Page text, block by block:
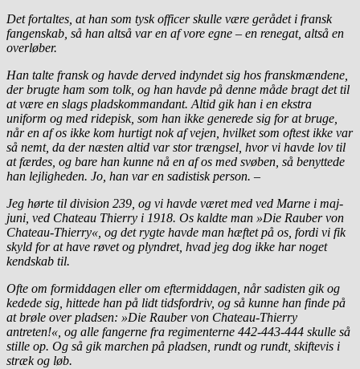
Det fortaltes, at han som tysk officer skulle være gerådet i fransk
fangenskab, så han altså var en af vore egne – en renegat, altså en
overløber.
Han talte fransk og havde derved indyndet sig hos franskmændene,
der brugte ham som tolk, og han havde på denne måde bragt det til
at være en slags pladskommandant. Altid gik han i en ekstra
uniform og med ridepisk, som han ikke generede sig for at bruge,
når en af os ikke kom hurtigt nok af vejen, hvilket som oftest ikke var
så nemt, da der næsten altid var stor trængsel, hvor vi havde lov til
at færdes, og bare han kunne nå en af os med svøben, så benyttede
han lejligheden. Jo, han var en sadistisk person. –
Jeg hørte til division 239, og vi havde været med ved Marne i maj-
juni, ved Chateau Thierry i 1918. Os kaldte man »Die Rauber von
Chateau-Thierry«, og det rygte havde man hæftet på os, fordi vi fik
skyld for at have røvet og plyndret, hvad jeg dog ikke har noget
kendskab til.
Ofte om formiddagen eller om eftermiddagen, når sadisten gik og
kedede sig, hittede han på lidt tidsfordriv, og så kunne han finde på
at brøle over pladsen: »Die Rauber von Chateau-Thierry
antreten!«, og alle fangerne fra regimenterne 442-443-444 skulle så
stille op. Og så gik marchen på pladsen, rundt og rundt, skiftevis i
stræk og løb.